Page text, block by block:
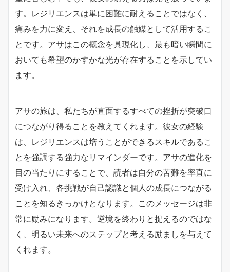
す。レジリエンスは単に困難に耐えることではなく、
痛みを力に変え、それを成長の触媒として活用するこ
とです。アサはこの概念を具現化し、最も暗い瞬間に
おいても希望のかすかな光が存在することを示してい
ます。
アサの旅は、私たちが直面するすべての挫折が突破口
につながり得ることを教えてくれます。彼女の経験
は、レジリエンスは培うことができるスキルであるこ
とを強調する強力なリマインダーです。アサの進化を
目の当たりにすることで、読者は自分の苦難を率直に
受け入れ、各挑戦が自己認識と個人の成長につながる
ことを知るきっかけとなります。このメッセージは非
常に励みになります。逆境を終わりと捉えるのではな
く、明るい未来へのステップと考える励ましを与えて
くれます。